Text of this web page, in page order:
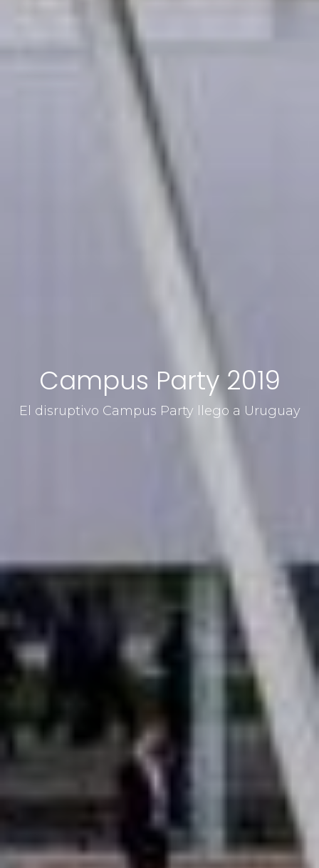
Campus Party 2019
El disruptivo Campus Party llego a Uruguay